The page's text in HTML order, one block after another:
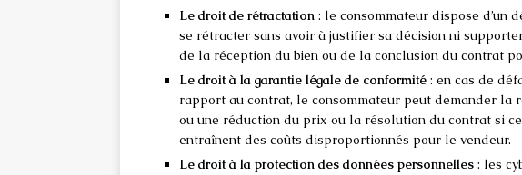
Le droit de rétractation : le consommateur dispose d’un
se rétracter sans avoir à justifier sa décision ni
de la réception du bien ou de la conclusion du contrat
Le droit à la garantie légale de conformité : en cas de
rapport au contrat, le consommateur peut demander la
ou une réduction du prix ou la résolution du contrat si
entraînent des coûts disproportionnés pour le vendeur.
Le droit à la protection des données personnelles : les